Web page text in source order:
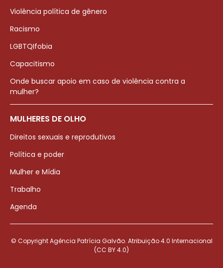
Violência política de gênero
Racismo
LGBTQIfobia
Capacitismo
Onde buscar apoio em caso de violência contra a
mulher?
MULHERES DE OLHO
Direitos sexuais e reprodutivos
Política e poder
Mulher e Mídia
Trabalho
Agenda
© Copyright Agência Patrícia Galvão. Atribuição 4.0 Internacional
(CC BY 4.0)